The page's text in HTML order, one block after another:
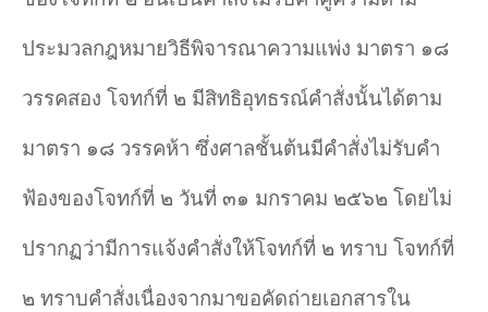
ประมวลกฎหมายวิธีพิจารณาความแพ่ง มาตรา ๑๘
วรรคสอง โจทก์ที่ ๒ มีสิทธิอุทธรณ์คำสั่งนั้นได้ตาม
มาตรา ๑๘ วรรคห้า ซึ่งศาลชั้นต้นมีคำสั่งไม่รับคำ
ฟ้องของโจทก์ที่ ๒ วันที่ ๓๑ มกราคม ๒๕๖๒ โดยไม่
ปรากฏว่ามีการแจ้งคำสั่งให้โจทก์ที่ ๒ ทราบ โจทก์ที่
๒ ทราบคำสั่งเนื่องจากมาขอคัดถ่ายเอกสารใน